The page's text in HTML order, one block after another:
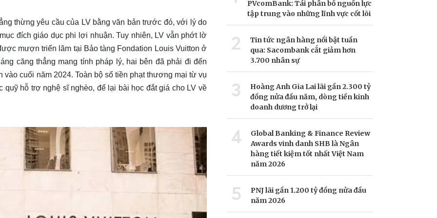
thừng yêu cầu của LV bằng văn bản trước đó, với lý do
đích giáo dục phi lợi nhuận. Tuy nhiên, LV vẫn phớt lờ
mượn triển lãm tại Bảo tàng Fondation Louis Vuitton ở
căng thẳng mang tính pháp lý, hai bên đã phải đi đến
vào cuối năm 2024. Toàn bộ số tiền phạt thương mại từ vụ
hỗ trợ nghệ sĩ nghèo, để lại bài học đắt giá cho LV về
PVcomBank: Tái phân bổ nguồn lực
tập trung vào những lĩnh vực cốt lõi
2
Tin tức ngân hàng nổi bật tuần
qua: Sacombank cắt giảm hơn
3.700 nhân sự
3
Hoàng Anh Gia Lai lãi gần 2.300 tỷ
đồng nửa đầu năm, dòng tiền kinh
doanh dương trở lại
4
Global Banking & Finance Review
Awards vinh danh SHB là Ngân
hàng tiết kiệm tốt nhất Việt Nam
năm 2026
5
PNJ lãi gần 1.200 tỷ đồng nửa đầu
năm 2026